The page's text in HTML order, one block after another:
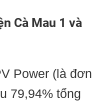
Cà Mau 1 và
Power (là đơn
79,94% tổng